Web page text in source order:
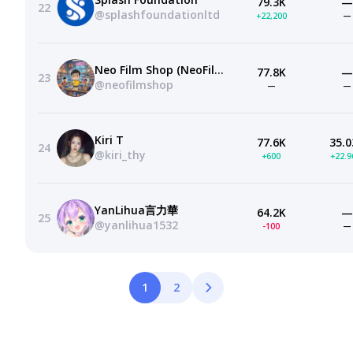
22
@splashfoundationltd
+22,200 —
23
Neo Film Shop (NeoFilmShop.com)
@neofilmshop
77.8K
—
—
—
24
Kiri T
@kiri_thy
77.6K
+600
25
YanLihua言力華
@yanlihua1532
64.2K
-100
—
—
1 2